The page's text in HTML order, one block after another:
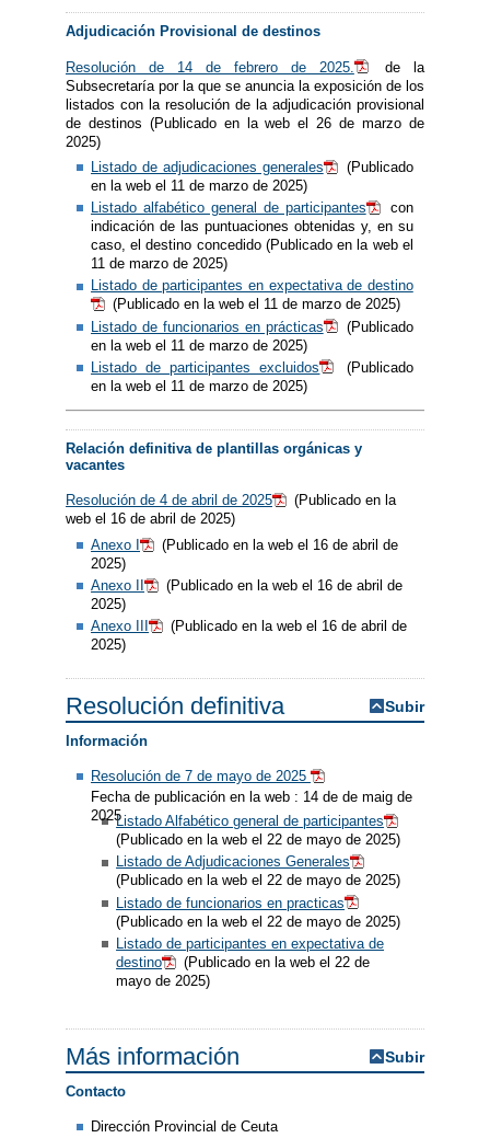
Adjudicación Provisional de destinos
Resolución de 14 de febrero de 2025.
de la
Subsecretaría por la que se anuncia la exposición de los
listados con la resolución de la adjudicación provisional
de destinos (Publicado en la web el 26 de marzo de
2025)
Listado de adjudicaciones generales
(Publicado
en la web el 11 de marzo de 2025)
Listado alfabético general de participantes
con
indicación de las puntuaciones obtenidas y, en su
caso, el destino concedido (Publicado en la web el
11 de marzo de 2025)
Listado de participantes en expectativa de destino
(Publicado en la web el 11 de marzo de 2025)
Listado de funcionarios en prácticas
(Publicado
en la web el 11 de marzo de 2025)
Listado de participantes excluidos
(Publicado
en la web el 11 de marzo de 2025)
Relación definitiva de plantillas orgánicas y
vacantes
Resolución de 4 de abril de 2025
(Publicado en la
web el 16 de abril de 2025)
Anexo I
(Publicado en la web el 16 de abril de
2025)
Anexo II
(Publicado en la web el 16 de abril de
2025)
Anexo III
(Publicado en la web el 16 de abril de
2025)
Resolución definitiva Subir
Información
Resolución de 7 de mayo de 2025
Fecha de publicación en la web : 14 de de maig de
2025Listado Alfabético general de participantes
(Publicado en la web el 22 de mayo de 2025)
Listado de Adjudicaciones Generales
(Publicado en la web el 22 de mayo de 2025)
Listado de funcionarios en practicas
(Publicado en la web el 22 de mayo de 2025)
Listado de participantes en expectativa de
destino
(Publicado en la web el 22 de
mayo de 2025)
Más información Subir
Contacto
Dirección Provincial de Ceuta